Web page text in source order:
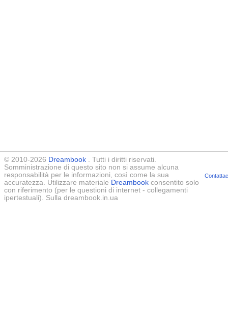
© 2010-2026 Dreambook . Tutti i diritti riservati.
Somministrazione di questo sito non si assume alcuna
responsabilità per le informazioni, così come la sua
accuratezza. Utilizzare materiale Dreambook consentito solo
con riferimento (per le questioni di internet - collegamenti
ipertestuali). Sulla dreambook.in.ua